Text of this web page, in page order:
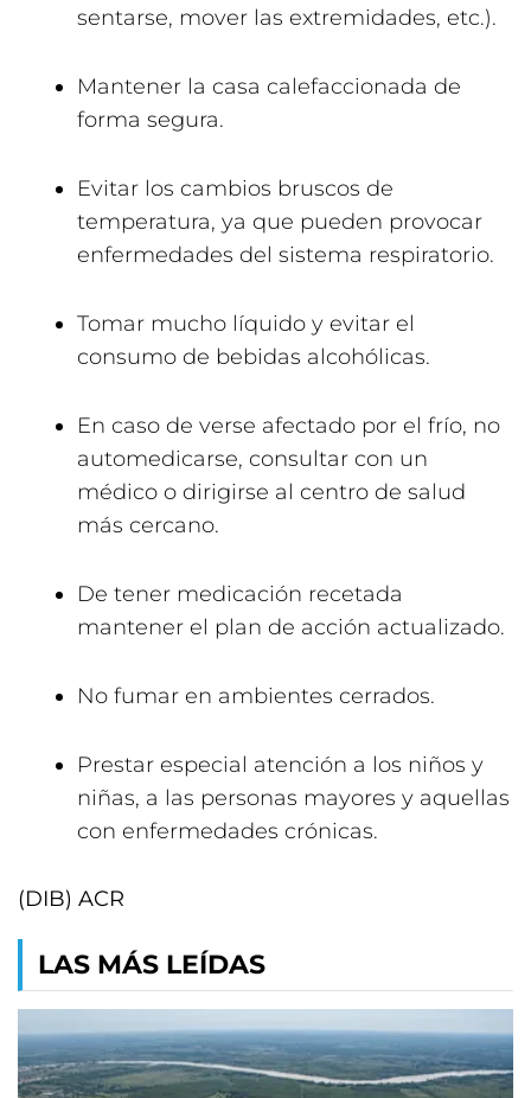
sentarse, mover las extremidades, etc.).
Mantener la casa calefaccionada de
forma segura.
Evitar los cambios bruscos de
temperatura, ya que pueden provocar
enfermedades del sistema respiratorio.
Tomar mucho líquido y evitar el
consumo de bebidas alcohólicas.
En caso de verse afectado por el frío, no
automedicarse, consultar con un
médico o dirigirse al centro de salud
más cercano.
De tener medicación recetada
mantener el plan de acción actualizado.
No fumar en ambientes cerrados.
Prestar especial atención a los niños y
niñas, a las personas mayores y aquellas
con enfermedades crónicas.
(DIB) ACR
LAS MÁS LEÍDAS